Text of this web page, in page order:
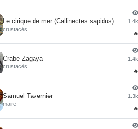
Le cirique de mer (Callinectes sapidus)
crustacés
1.4k
🔥
Crabe Zagaya
crustacés
1.4k
🔥
Samuel Tavernier
maire
1.3k
🔥